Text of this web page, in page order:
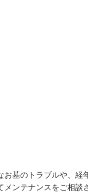
お墓のトラブルや、経
メンテナンスをご相談